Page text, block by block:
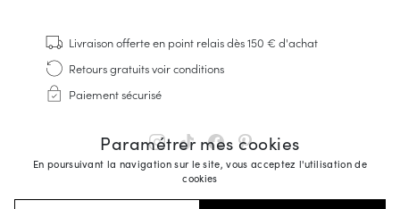
Paramétrer mes cookies
En poursuivant la navigation sur le site, vous acceptez l'utilisation de
cookies
Baskets
Cousu Goodyear
Derbies & Richelieu
Richelieus Homme
Sandales & Espadrilles
Sacoches Business
Livraison offerteen point relais dès 150 € d'achat
Retours gratuitsvoir conditions
Paiement sécurisé